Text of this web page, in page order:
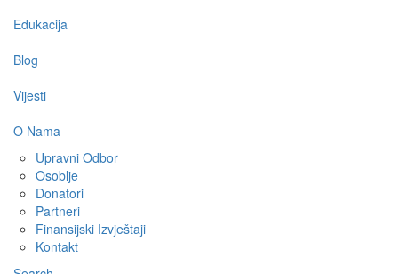
Edukacija
Blog
Vijesti
O Nama
Upravni Odbor
Osoblje
Donatori
Partneri
Finansijski Izvještaji
Kontakt